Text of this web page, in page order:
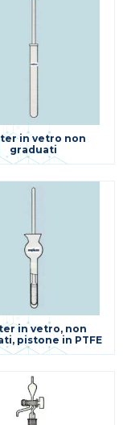
in vetro non
graduati
in vetro, non
pistone in PTFE